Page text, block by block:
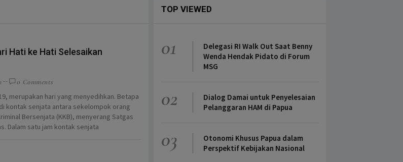
Hati ke Hati Selesaikan
0 Comments
merupakan hari yang menyedihkan. Betapa
kontak senjata antara sekelompok orang
Bersenjata (KKB), menyerang Satgas
Dalam satu jam kontak senjata
TOP VIEWED
01
Delegasi RI Walk Out Saat Benny
Wenda Hendak Pidato di Forum
MSG
02
Dialog Damai untuk Penyelesaian
Pelanggaran HAM di Papua
03
Otonomi Khusus Papua dalam
Perspektif Kebijakan Nasional